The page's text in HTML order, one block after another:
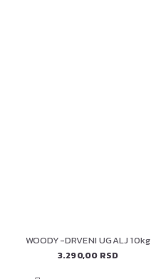
WOODY-DRVENI UGALJ 10kg
3.290,00 RSD